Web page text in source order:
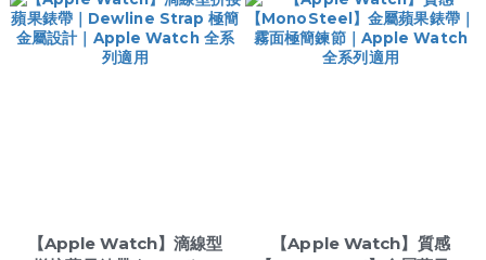
【Apple Watch】滴線型
【Apple Watch】質感